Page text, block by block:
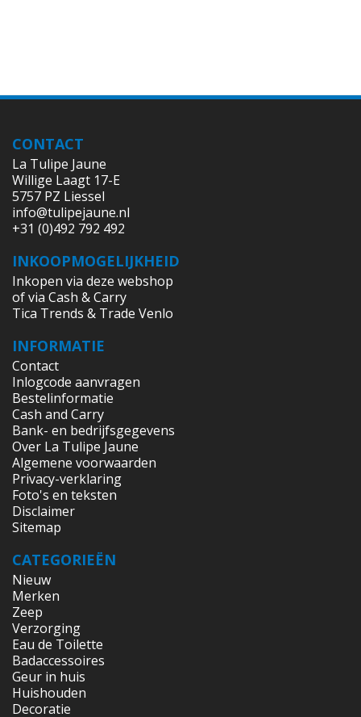
CONTACT
La Tulipe Jaune
Willige Laagt 17-E
5757 PZ Liessel
info@tulipejaune.nl
+31 (0)492 792 492
INKOOPMOGELIJKHEID
Inkopen via deze webshop
of via Cash & Carry
Tica Trends & Trade Venlo
INFORMATIE
Contact
Inlogcode aanvragen
Bestelinformatie
Cash and Carry
Bank- en bedrijfsgegevens
Over La Tulipe Jaune
Algemene voorwaarden
Privacy-verklaring
Foto's en teksten
Disclaimer
Sitemap
CATEGORIEËN
Nieuw
Merken
Zeep
Verzorging
Eau de Toilette
Badaccessoires
Geur in huis
Huishouden
Decoratie